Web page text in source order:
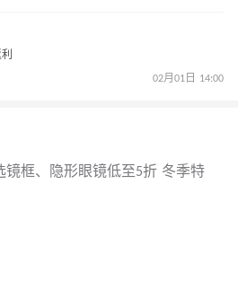
02月01日 14:00
镜框、隐形眼镜低至5折 冬季特